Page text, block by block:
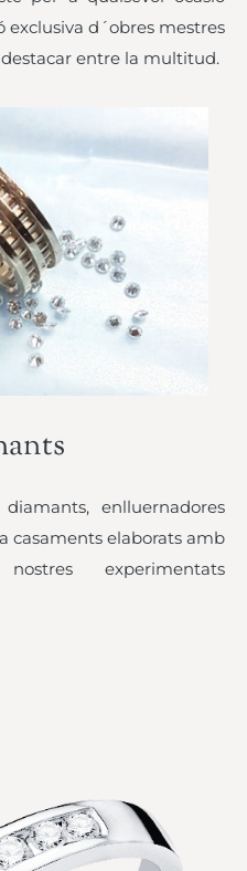
exclusiva d´obres mestres
entre la multitud.
enlluernadores
casaments elaborats amb
experimentats